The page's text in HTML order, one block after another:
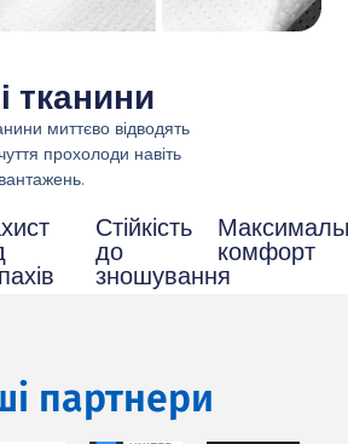
тканини
миттєво відводять
прохолоди навіть
Стійкість
до
зношування
комфорт
партнери